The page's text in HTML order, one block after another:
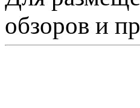
обзоров и